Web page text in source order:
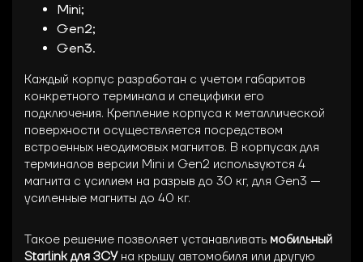
Mini;
Gen2;
Gen3.
Каждый корпус разработан с учетом габаритов
конкретного терминала и специфики его
подключения. Крепление корпуса к металлической
поверхности осуществляется посредством
встроенных неодимовых магнитов. В корпусах для
терминалов версии Mini и Gen2 используются 4
магнита с усилием на разрыв до 30 кг, для Gen3 —
усиленные магниты до 40 кг.
Такое решение позволяет устанавливать мобильный
Starlink для ЗСУна крышу автомобиля или другую